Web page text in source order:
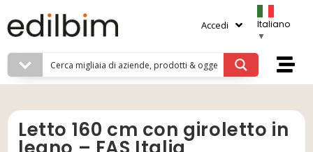
Accedi
Italiano
▼
Letto 160 cm con giroletto in